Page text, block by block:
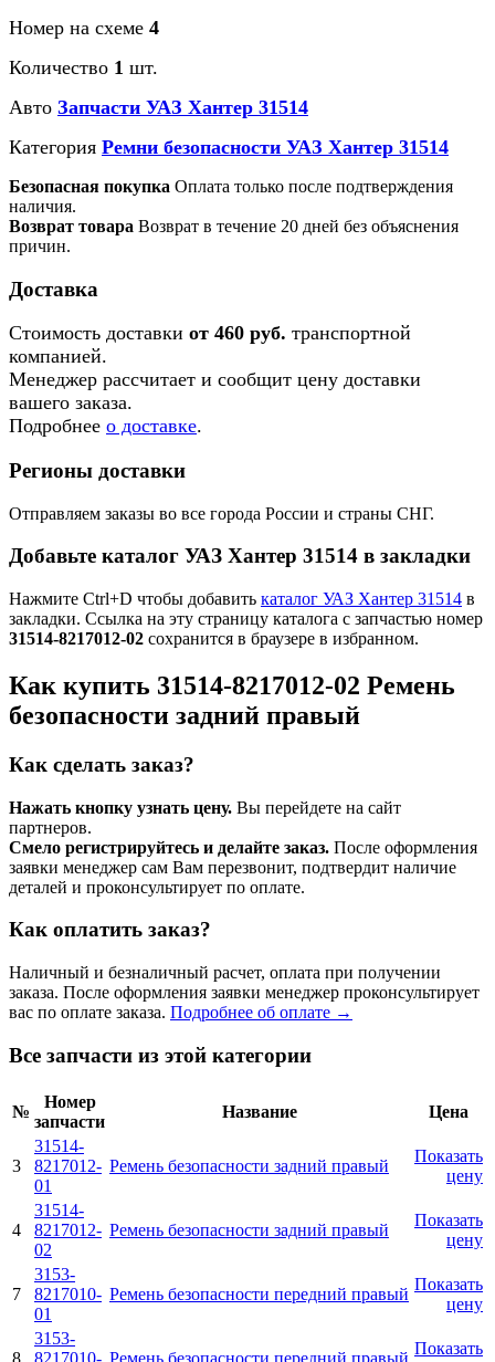
Номер на схеме 4
Количество 1 шт.
Авто Запчасти УАЗ Хантер 31514
Категория Ремни безопасности УАЗ Хантер 31514
Безопасная покупка Оплата только после подтверждения
наличия.
Возврат товара Возврат в течение 20 дней без объяснения
причин.
Доставка
Стоимость доставки от 460 руб. транспортной
компанией.
Менеджер рассчитает и сообщит цену доставки
вашего заказа.
Подробнее о доставке.
Регионы доставки
Отправляем заказы во все города России и страны СНГ.
Добавьте каталог УАЗ Хантер 31514 в закладки
Нажмите Ctrl+D чтобы добавить каталог УАЗ Хантер 31514 в
закладки. Ссылка на эту страницу каталога с запчастью номер
31514-8217012-02 сохранится в браузере в избранном.
Как купить 31514-8217012-02 Ремень
безопасности задний правый
Как сделать заказ?
Нажать кнопку узнать цену. Вы перейдете на сайт
партнеров.
Смело регистрируйтесь и делайте заказ. После оформления
заявки менеджер сам Вам перезвонит, подтвердит наличие
деталей и проконсультирует по оплате.
Как оплатить заказ?
Наличный и безналичный расчет, оплата при получении
заказа. После оформления заявки менеджер проконсультирует
вас по оплате заказа. Подробнее об оплате →
Все запчасти из этой категории
№
Номер
запчасти
Название Цена
3
31514-
8217012-
01
Ремень безопасности задний правый
Показать
цену
4
31514-
8217012-
02
Ремень безопасности задний правый
Показать
цену
7
3153-
8217010-
01
Ремень безопасности передний правый
Показать
цену
8
3153-
8217010- Ремень безопасности передний правый
Показать